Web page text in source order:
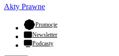
Akty Prawne
Promocje- otwiera się w nowej karcie
Newsletter
Podcasty